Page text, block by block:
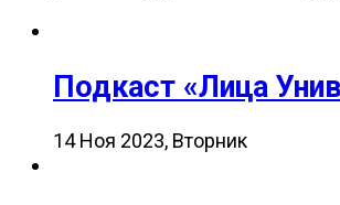
Подкаст «Лица
14 Ноя 2023, Вторник